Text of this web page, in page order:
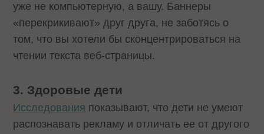
уже не компьютерную, а вашу. Баннеры
«перекрикивают» друг друга, не заботясь о
том, что вы хотели бы сконцентрироваться на
чтении текста веб-страницы.
3. Здоровые дети
Исследования показывают, что дети не умеют
распознавать рекламу и отличать ее от другого